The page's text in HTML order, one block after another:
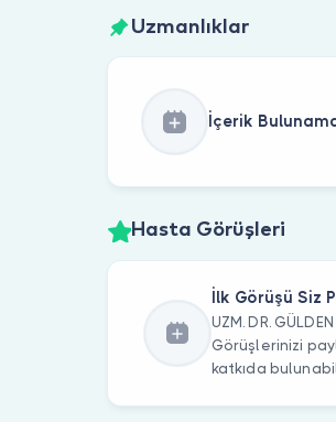
Uzmanlıklar
İçerik
Hasta Görüşleri
İlk Görüşü Siz
UZM. DR.
Görüşlerinizi
katkıda